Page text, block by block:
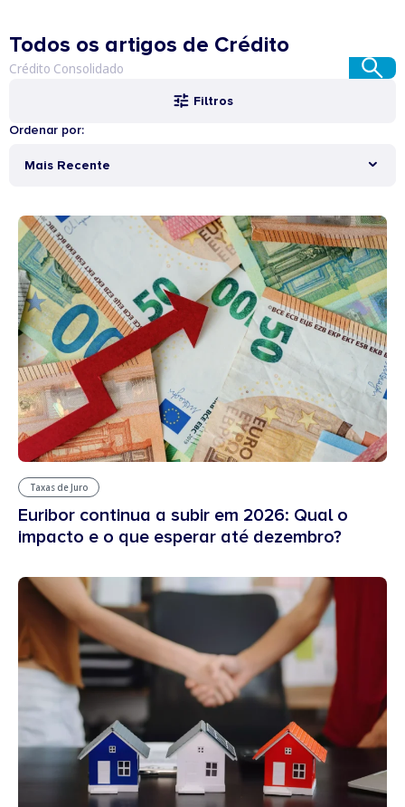
Todos os artigos de Crédito
Filtros
Ordenar por:
Mais Recente
Taxas de Juro
Euribor continua a subir em 2026: Qual o
impacto e o que esperar até dezembro?